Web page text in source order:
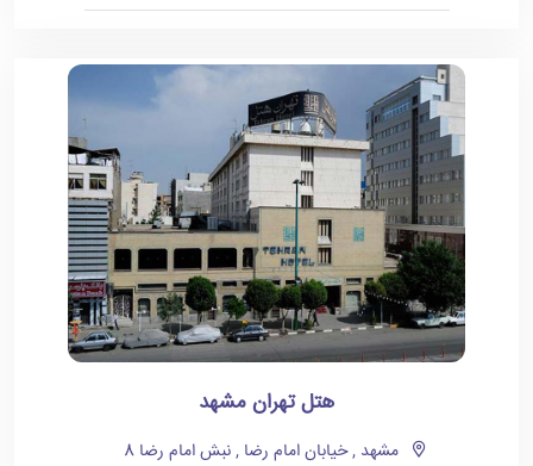
هتل تهران مشهد
مشهد , خیابان امام رضا , نبش امام رضا 8